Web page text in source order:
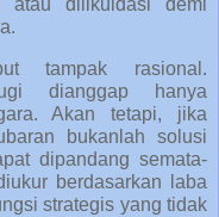
atau dilikuidasi demi
tampak rasional.
dianggap hanya
Akan tetapi, jika
bukanlah solusi
dipandang semata-
berdasarkan laba
strategis yang tidak